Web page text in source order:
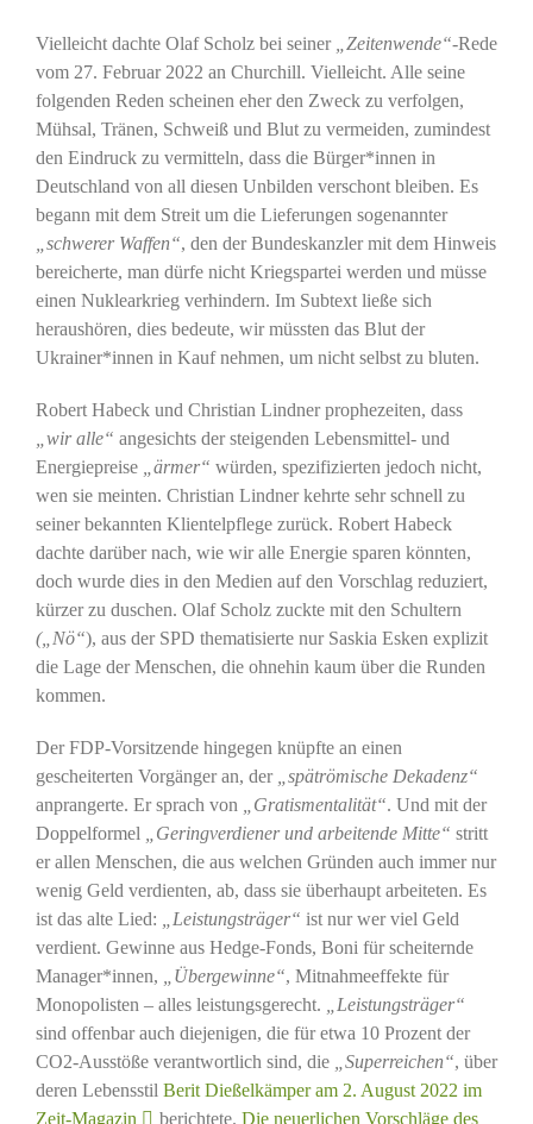
Vielleicht dachte Olaf Scholz bei seiner „Zeitenwende“-Rede
vom 27. Februar 2022 an Churchill. Vielleicht. Alle seine
folgenden Reden scheinen eher den Zweck zu verfolgen,
Mühsal, Tränen, Schweiß und Blut zu vermeiden, zumindest
den Eindruck zu vermitteln, dass die Bürger*innen in
Deutschland von all diesen Unbilden verschont bleiben. Es
begann mit dem Streit um die Lieferungen sogenannter
„schwerer Waffen“, den der Bundeskanzler mit dem Hinweis
bereicherte, man dürfe nicht Kriegspartei werden und müsse
einen Nuklearkrieg verhindern. Im Subtext ließe sich
heraushören, dies bedeute, wir müssten das Blut der
Ukrainer*innen in Kauf nehmen, um nicht selbst zu bluten.
Robert Habeck und Christian Lindner prophezeiten, dass
„wir alle“ angesichts der steigenden Lebensmittel- und
Energiepreise
„ärmer“ würden, spezifizierten jedoch nicht,
wen sie meinten. Christian Lindner kehrte sehr schnell zu
seiner bekannten Klientelpflege zurück. Robert Habeck
dachte darüber nach, wie wir alle Energie sparen könnten,
doch wurde dies in den Medien auf den Vorschlag reduziert,
kürzer zu duschen. Olaf Scholz zuckte mit den Schultern
(„Nö“), aus der SPD thematisierte nur Saskia Esken explizit
die Lage der Menschen, die ohnehin kaum über die Runden
kommen.
Der FDP-Vorsitzende hingegen knüpfte an einen
gescheiterten Vorgänger an, der
„spätrömische Dekadenz“
anprangerte. Er sprach von
„Gratismentalität“. Und mit der
Doppelformel
„Geringverdiener und arbeitende Mitte“ stritt
er allen Menschen, die aus welchen Gründen auch immer nur
wenig Geld verdienten, ab, dass sie überhaupt arbeiteten. Es
ist das alte Lied:
„Leistungsträger“ ist nur wer viel Geld
verdient. Gewinne aus Hedge-Fonds, Boni für scheiternde
Manager*innen,
„Übergewinne“, Mitnahmeeffekte für
Monopolisten – alles leistungsgerecht.
„Leistungsträger“
sind offenbar auch diejenigen, die für etwa 10 Prozent der
CO2-Ausstöße verantwortlich sind, die
„Superreichen“, über
deren Lebensstil Berit Dießelkämper am 2. August 2022 im
Zeit-Magazin
berichtete. Die neuerlichen Vorschläge des